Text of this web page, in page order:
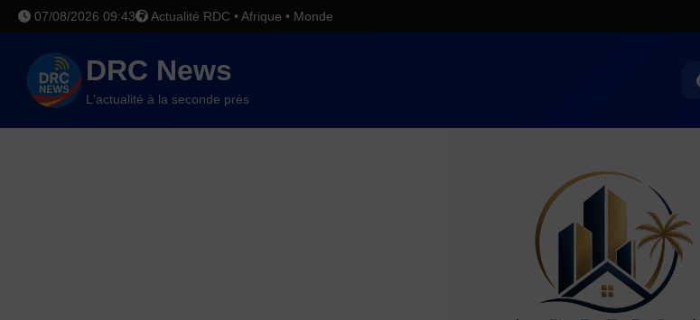
07/08/2026 09:43 Actualité RDC • Afrique • Monde
DRC News
L'actualité à la seconde près